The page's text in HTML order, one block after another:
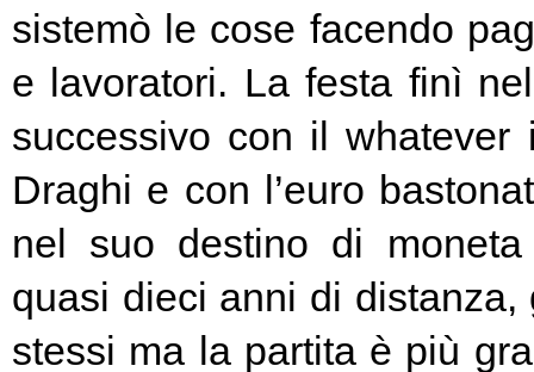
sistemò le cose facendo
e lavoratori. La festa finì
successivo con il whatever
Draghi e con l’euro
nel suo destino di
quasi dieci anni di
stessi ma la partita è più